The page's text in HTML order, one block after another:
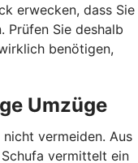
erwecken, dass Sie
Prüfen Sie deshalb
benötigen,
Umzüge
vermeiden. Aus
vermittelt ein